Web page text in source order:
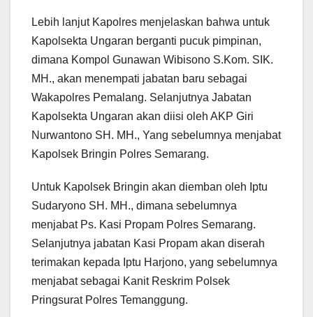
Lebih lanjut Kapolres menjelaskan bahwa untuk
Kapolsekta Ungaran berganti pucuk pimpinan,
dimana Kompol Gunawan Wibisono S.Kom. SIK.
MH., akan menempati jabatan baru sebagai
Wakapolres Pemalang. Selanjutnya Jabatan
Kapolsekta Ungaran akan diisi oleh AKP Giri
Nurwantono SH. MH., Yang sebelumnya menjabat
Kapolsek Bringin Polres Semarang.
Untuk Kapolsek Bringin akan diemban oleh Iptu
Sudaryono SH. MH., dimana sebelumnya
menjabat Ps. Kasi Propam Polres Semarang.
Selanjutnya jabatan Kasi Propam akan diserah
terimakan kepada Iptu Harjono, yang sebelumnya
menjabat sebagai Kanit Reskrim Polsek
Pringsurat Polres Temanggung.